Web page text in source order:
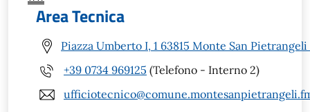
Area Tecnica
Piazza Umberto I, 1 63815 Monte San Pietrangeli
+39 0734 969125 (Telefono - Interno 2)